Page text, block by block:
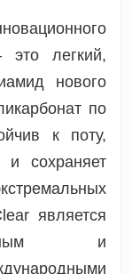
легкий,
нового
по
к поту,
и сохраняет
является
и